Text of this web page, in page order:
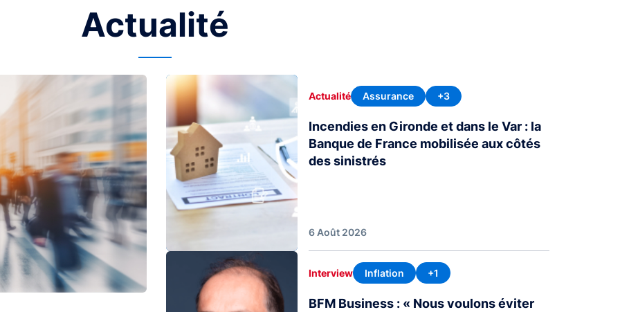
Actualité
Image
Actualité Assurance +3
Incendies en Gironde et dans le Var : la
Banque de France mobilisée aux côtés
des sinistrés
6 Août 2026
Interview Inflation +1
BFM Business : « Nous voulons éviter